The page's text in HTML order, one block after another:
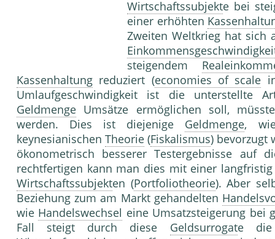
Wirtschaftssubjekte bei
einer erhöhten
Zweiten Weltkrieg hat sich
steigendem
Kassenhaltung reduziert (economies of scale
Umlaufgeschwindigkeit ist die unterstellte
Geldmenge Umsätze ermöglichen soll,
werden. Dies ist diejenige Geldmenge,
keynesianischen Theorie (Fiskalismus) bevorzugt
ökonometrisch besserer Testergebnisse auf
rechtfertigen kann man dies mit einer
Wirtschaftssubjekten (Portfoliotheorie). Aber
Beziehung zum am Markt gehandelten
wie Handelswechsel eine Umsatzsteigerung bei
Fall steigt durch diese Geldsurrogate